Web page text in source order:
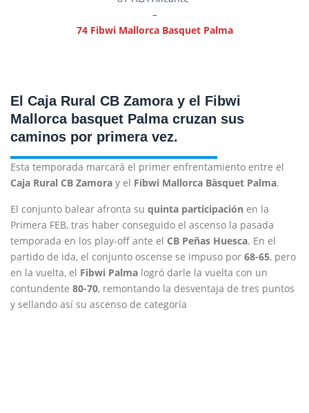
–
74 Fibwi Mallorca Basquet Palma
El Caja Rural CB Zamora y el Fibwi
Mallorca basquet Palma cruzan sus
caminos por primera vez.
Esta temporada marcará el primer enfrentamiento entre el
Caja Rural CB Zamora y el Fibwi Mallorca Bàsquet Palma.
El conjunto balear afronta su quinta participación en la
Primera FEB, tras haber conseguido el ascenso la pasada
temporada en los play-off ante el CB Peñas Huesca. En el
partido de ida, el conjunto oscense se impuso por 68-65, pero
en la vuelta, el Fibwi Palma logró darle la vuelta con un
contundente 80-70, remontando la desventaja de tres puntos
y sellando así su ascenso de categoría